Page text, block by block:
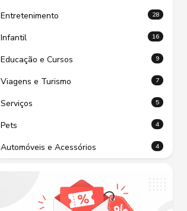
Entretenimento 28
Infantil 16
Educação e Cursos 9
Viagens e Turismo 7
Serviços 5
Pets 4
Automóveis e Acessórios 4